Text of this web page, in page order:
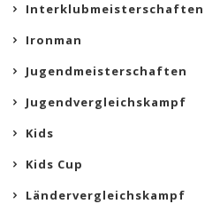
Interklubmeisterschaften
Ironman
Jugendmeisterschaften
Jugendvergleichskampf
Kids
Kids Cup
Ländervergleichskampf